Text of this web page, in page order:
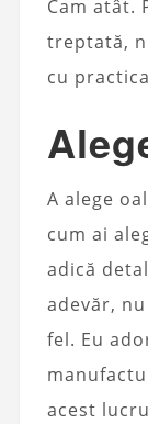
Cam atât.
treptată,
cu
A alege
cum ai
adică
adevăr,
fel. Eu
acest